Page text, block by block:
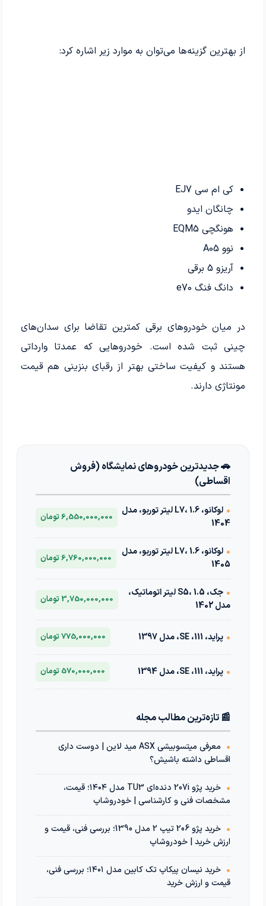
از بهترین گزینه‌ها می‌توان به موارد زیر اشاره کرد:
کی ام سی EJ7
چانگان ایدو
هونگچی EQM5
نوو A05
آریزو 5 برقی
دانگ فنگ e70
در میان خودروهای برقی کمترین تقاضا برای سدان‌های
چینی ثبت شده است. خودروهایی که عمدتا وارداتی
هستند و کیفیت ساختی بهتر از رقبای بنزینی هم قیمت
مونتاژی دارند.
🚗 جدیدترین خودروهای نمایشگاه (فروش
اقساطی)
•
لوکانو، L7، 1.6 لیتر توربو، مدل
1404
6,550,000,000 تومان
•
لوکانو، L7، 1.6 لیتر توربو، مدل
1405
6,760,000,000 تومان
•
جک، S5، 1.5 لیتر اتوماتیک،
مدل 1402
3,750,000,000 تومان
• پراید، 111، SE، مدل 1397 775,000,000 تومان
• پراید، 111، SE، مدل 1394 570,000,000 تومان
📰 تازه‌ترین مطالب مجله
•
معرفی میتسوبیشی ASX مید لاین | دوست داری
اقساطی داشته باشیش؟
•
خرید پژو 207i دنده‌ای TU3 مدل ۱۴۰۴؛ قیمت،
مشخصات فنی و کارشناسی | خودروشاپ
•
خرید پژو 206 تیپ 2 مدل 1390؛ بررسی فنی، قیمت و
ارزش خرید | خودروشاپ
•
خرید نیسان پیکاپ تک کابین مدل ۱۴۰۱؛ بررسی فنی،
قیمت و ارزش خرید